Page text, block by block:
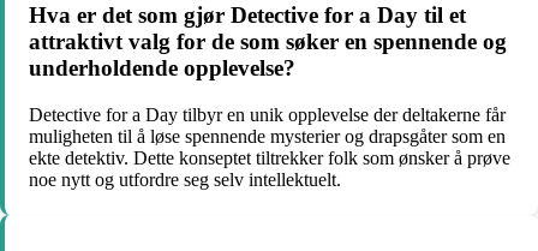
Hva er det som gjør Detective for a Day til et
attraktivt valg for de som søker en spennende og
underholdende opplevelse?
Detective for a Day tilbyr en unik opplevelse der deltakerne får
muligheten til å løse spennende mysterier og drapsgåter som en
ekte detektiv. Dette konseptet tiltrekker folk som ønsker å prøve
noe nytt og utfordre seg selv intellektuelt.